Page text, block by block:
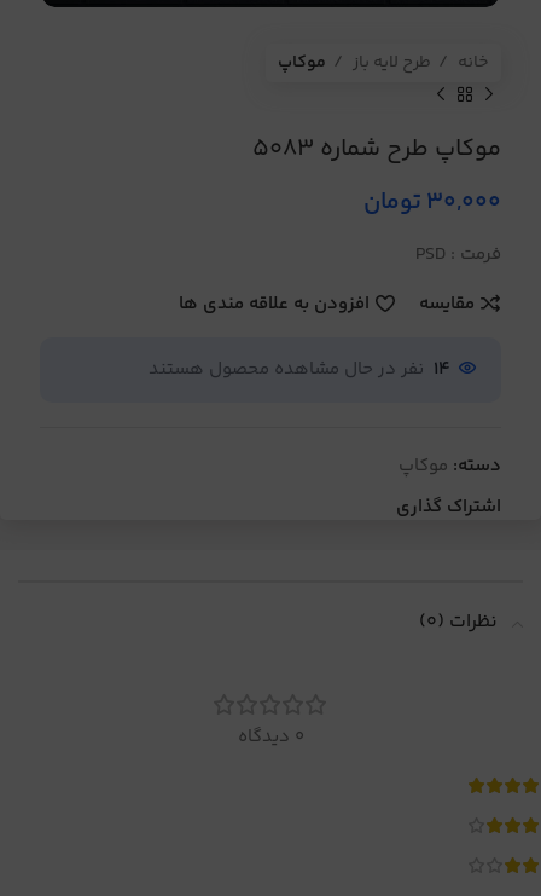
خانه طرح لایه باز موکاپ
موکاپ طرح شماره 5083
30,000تومان
فرمت : PSD
مقایسه
افزودن به علاقه مندی ها
14 نفر در حال مشاهده محصول هستند
دسته: موکاپ
اشتراک گذاری
نظرات (0)
0 دیدگاه